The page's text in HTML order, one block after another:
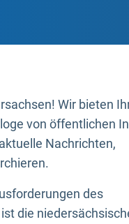
Wir bieten
von öffentlichen
Nachrichten,
des
die